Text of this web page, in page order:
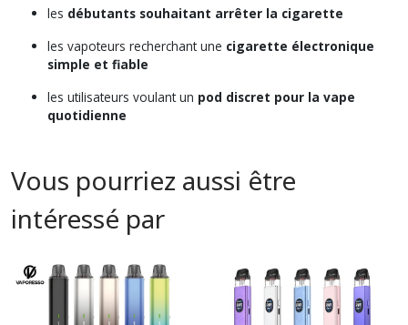
les débutants souhaitant arrêter la cigarette
les vapoteurs recherchant une cigarette électronique
simple et fiable
les utilisateurs voulant un pod discret pour la vape
quotidienne
Vous pourriez aussi être
intéressé par